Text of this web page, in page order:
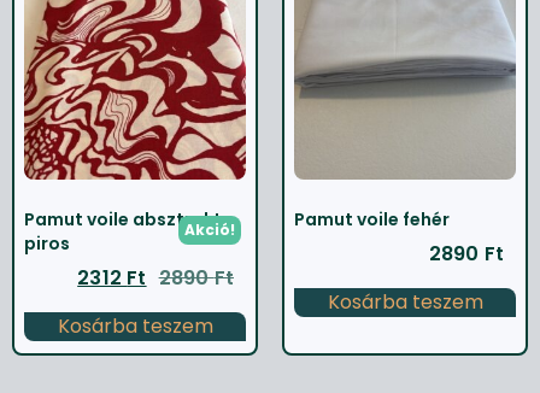
Akció!
Pamut voile absztrakt
piros
2890Ft
2312 Ft
Kosárba teszem
Pamut voile fehér
2890 Ft
Kosárba teszem